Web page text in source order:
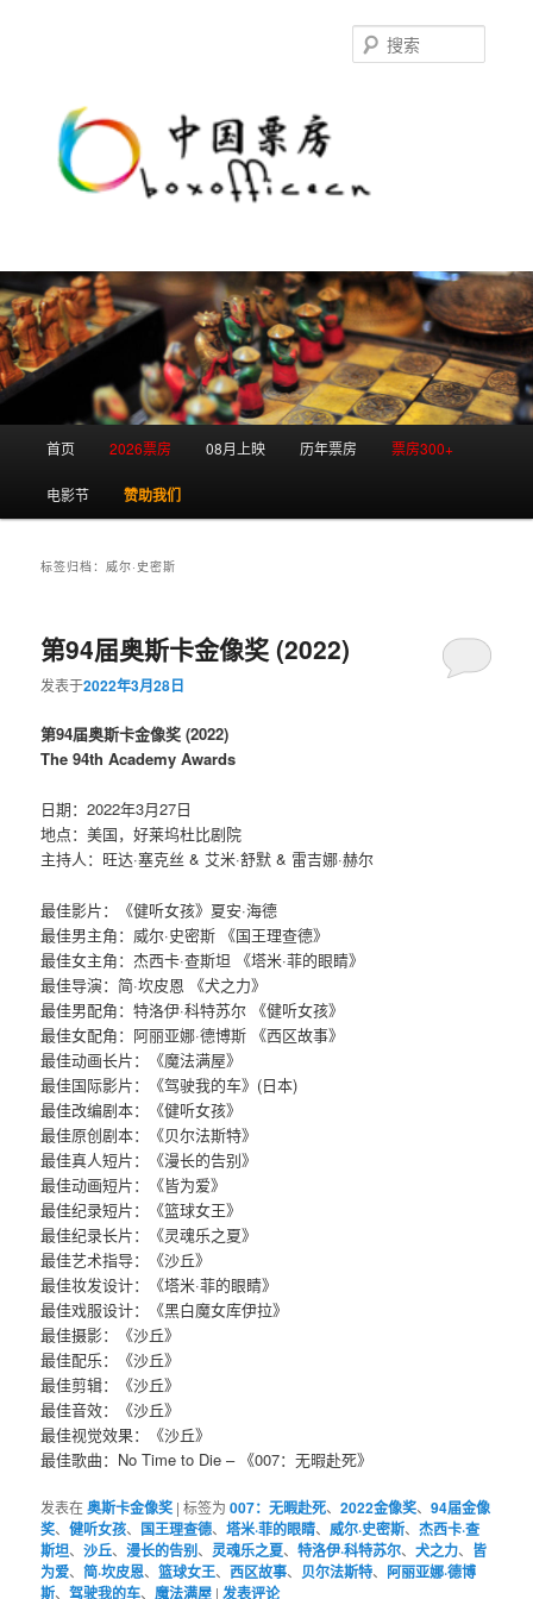
首页 2026票房 08月上映 历年票房 票房300+
电影节 赞助我们
标签归档：威尔·史密斯
第94届奥斯卡金像奖 (2022)
发表于2022年3月28日
第94届奥斯卡金像奖 (2022)
The 94th Academy Awards
日期：2022年3月27日
地点：美国，好莱坞杜比剧院
主持人：旺达·塞克丝 & 艾米·舒默 & 雷吉娜·赫尔
最佳影片：《健听女孩》夏安·海德
最佳男主角：威尔·史密斯 《国王理查德》
最佳女主角：杰西卡·查斯坦 《塔米·菲的眼睛》
最佳导演：简·坎皮恩 《犬之力》
最佳男配角：特洛伊·科特苏尔 《健听女孩》
最佳女配角：阿丽亚娜·德博斯 《西区故事》
最佳动画长片：《魔法满屋》
最佳国际影片：《驾驶我的车》(日本) ​​​​
最佳改编剧本：《健听女孩》​​​​
最佳原创剧本：《贝尔法斯特》
最佳真人短片：《漫长的告别》
最佳动画短片：《皆为爱》
最佳纪录短片：《篮球女王》
最佳纪录长片：《灵魂乐之夏》
最佳艺术指导：《沙丘》
最佳妆发设计：《塔米·菲的眼睛》 ​​​​
最佳戏服设计：《黑白魔女库伊拉》
最佳摄影：《沙丘》
最佳配乐：《沙丘》​​​​
最佳剪辑：《沙丘》
最佳音效：《沙丘》
最佳视觉效果：《沙丘》
最佳歌曲：No Time to Die – 《007：无暇赴死》
发表在奥斯卡金像奖 |标签为 007：无暇赴死、2022金像奖、94届金像
奖、健听女孩、 国王理查德、塔米·菲的眼睛、 威尔·史密斯、杰西卡·查
斯坦、沙丘、漫长的告别、 灵魂乐之夏、特洛伊·科特苏尔、犬之力、 皆
为爱、简·坎皮恩、篮球女王、西区故事、 贝尔法斯特、 阿丽亚娜·德博
斯、驾驶我的车、魔法满屋 |发表评论